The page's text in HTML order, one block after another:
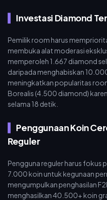
Investasi Diamond
Pemilik room harus
membuka alat moderasi
memperoleh 1.667 diamond
daripada menghabiskan
meningkatkan popularitas
Borealis (4.500 diamond)
selama 18 detik.
Penggunaan Koin
Reguler
Pengguna reguler harus fokus
7.000 koin untuk kegunaan
mengumpulkan penghasilan
menghasilkan 40.500+ koin